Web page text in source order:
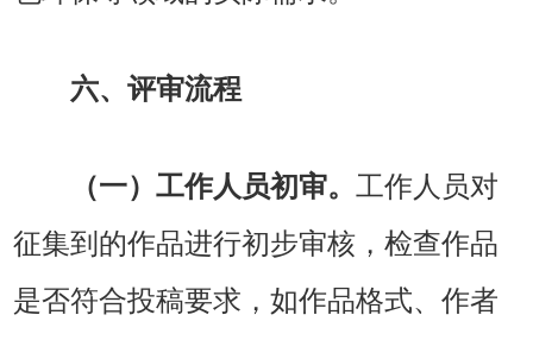
六、评审流程
（一）工作人员初审。 工作人员对
征集到的作品进行初步审核，检查作品
是否符合投稿要求，如作品格式、作者